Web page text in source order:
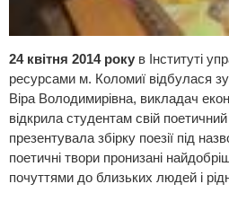
24 квітня 2014 року в Інституті
ресурсами м. Коломиї відбулася
Віра Володимирівна, викладач
відкрила студентам свій
презентувала збірку поезії під
поетичні твори пронизані
почуттями до близьких людей і